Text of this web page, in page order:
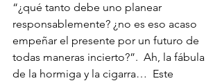
“¿qué tanto debe uno planear
responsablemente? ¿no es eso acaso
empeñar el presente por un futuro de
todas maneras incierto?”.  Ah, la fábula
de la hormiga y la cigarra…  Este